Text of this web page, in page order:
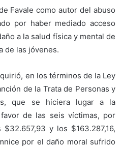
Favale como autor del abuso
por haber mediado acceso
a la salud física y mental de
de las jóvenes.
en los términos de la Ley
de la Trata de Personas y
que se hiciera lugar a la
de las seis víctimas, por
y los $163.287,16,
por el daño moral sufrido